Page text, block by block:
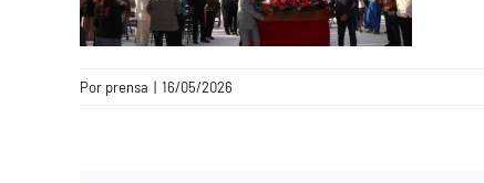
Por prensa | 16/05/2026